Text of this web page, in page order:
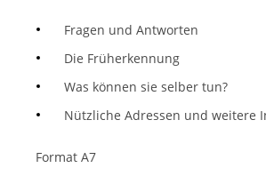
Fragen und Antworten
Die Früherkennung
Was können sie selber tun?
Nützliche Adressen und weitere
Format A7